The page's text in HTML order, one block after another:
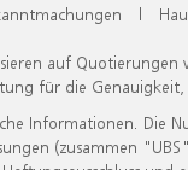
|
auf
für die
Informationen. Die
(zusammen